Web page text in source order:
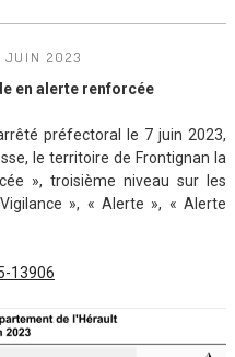
JUIN 2023
en alerte renforcée
préfectoral le 7 juin 2023,
le territoire de Frontignan la
», troisième niveau sur les
», « Alerte », « Alerte
13906